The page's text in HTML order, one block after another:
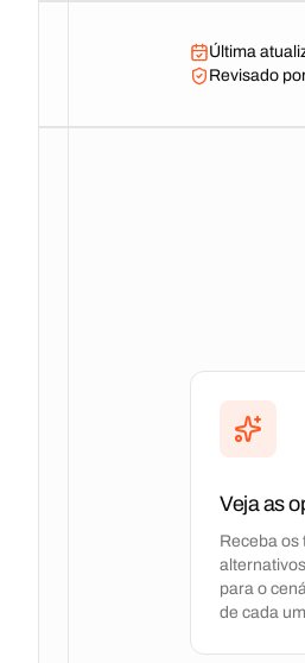
Última
Revisado
Veja as
Receba os
para o
de cada